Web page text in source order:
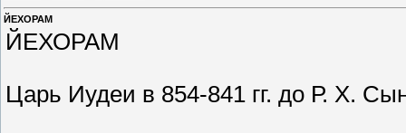
ЙЕХОРАМ
ЙЕХОРАМ
Царь Иудеи в 854-841 гг. до Р. Х.